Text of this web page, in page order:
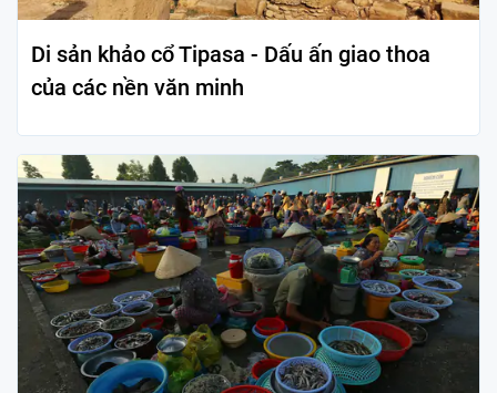
Di sản khảo cổ Tipasa - Dấu ấn giao thoa
của các nền văn minh